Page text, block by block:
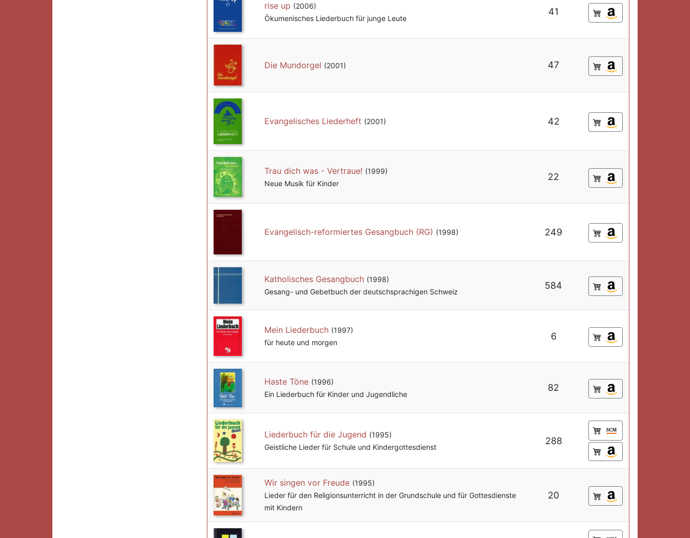
rise up (2006)
Ökumenisches Liederbuch für junge Leute
41
Die Mundorgel (2001) 47
Evangelisches Liederheft (2001) 42
Trau dich was - Vertraue! (1999)
Neue Musik für Kinder
22
Evangelisch-reformiertes Gesangbuch (RG) (1998) 249
Katholisches Gesangbuch (1998)
Gesang- und Gebetbuch der deutschsprachigen Schweiz
584
Mein Liederbuch (1997)
für heute und morgen
6
Haste Töne (1996)
Ein Liederbuch für Kinder und Jugendliche
82
Liederbuch für die Jugend (1995)
Geistliche Lieder für Schule und Kindergottesdienst
288
Wir singen vor Freude (1995)
Lieder für den Religionsunterricht in der Grundschule und für Gottesdienste
mit Kindern
20